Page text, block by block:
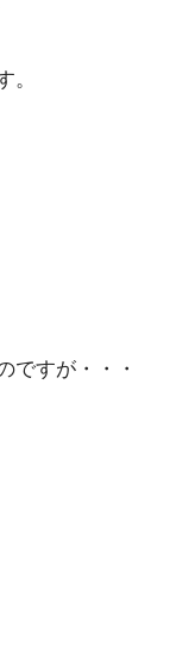
。
ですが・・・